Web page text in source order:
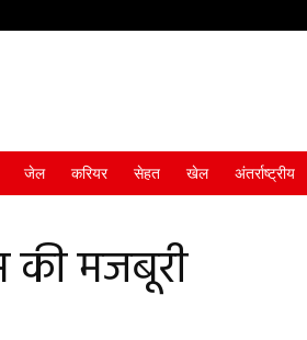
जेल करियर सेहत खेल अंतर्राष्ट्रीय
की मजबूरी